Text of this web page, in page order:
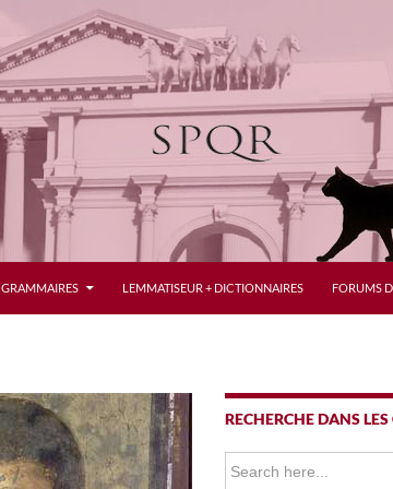
GRAMMAIRES LEMMATISEUR + DICTIONNAIRES FORUMS
RECHERCHE DANS
Search
for: